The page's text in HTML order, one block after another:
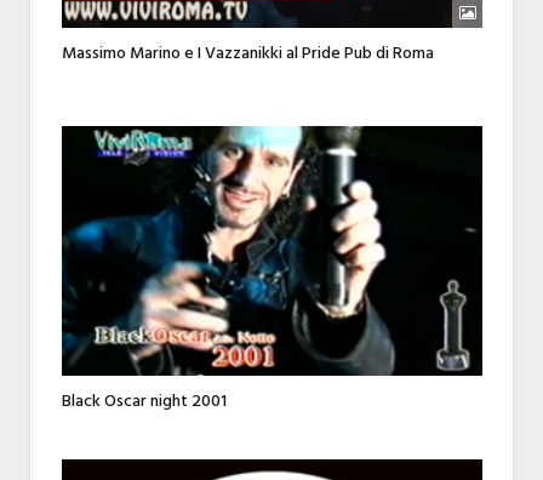
Massimo Marino e I Vazzanikki al Pride Pub di Roma
Black Oscar night 2001